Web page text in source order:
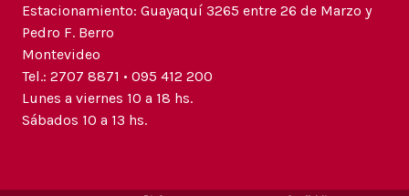
Estacionamiento: Guayaquí 3265 entre 26 de Marzo y
Pedro F. Berro
Montevideo
Tel.: 2707 8871 • 095 412 200
Lunes a viernes 10 a 18 hs.
Sábados 10 a 13 hs.